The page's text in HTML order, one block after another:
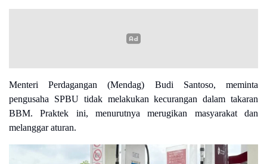
Menteri Perdagangan (Mendag) Budi Santoso, meminta
pengusaha SPBU tidak melakukan kecurangan dalam takaran
BBM. Praktek ini, menurutnya merugikan masyarakat dan
melanggar aturan.